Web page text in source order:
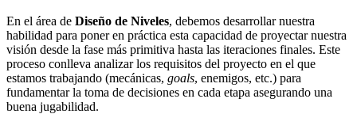
En el área de Diseño de Niveles, debemos desarrollar nuestra
habilidad para poner en práctica esta capacidad de proyectar nuestra
visión desde la fase más primitiva hasta las iteraciones finales. Este
proceso conlleva analizar los requisitos del proyecto en el que
estamos trabajando (mecánicas, goals, enemigos, etc.) para
fundamentar la toma de decisiones en cada etapa asegurando una
buena jugabilidad.